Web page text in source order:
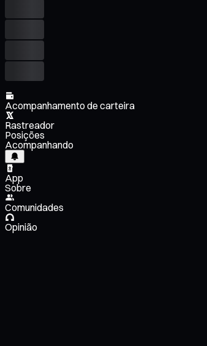
Acompanhamento de carteira
Rastreador
Posições
Acompanhando
App
Sobre
Comunidades
Opinião